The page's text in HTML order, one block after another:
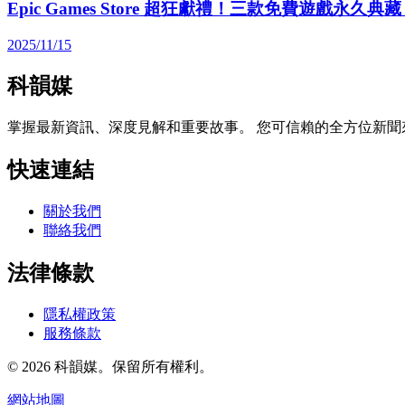
Epic Games Store 超狂獻禮！三款免費遊戲永久典
2025/11/15
科韻媒
掌握最新資訊、深度見解和重要故事。 您可信賴的全方位新
快速連結
關於我們
聯絡我們
法律條款
隱私權政策
服務條款
© 2026 科韻媒。保留所有權利。
網站地圖